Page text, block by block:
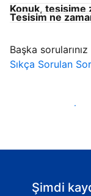
Konuk, tesisime
Tesisim ne
Başka sorularınız
Sıkça Sorulan
Konuk
Şimdi